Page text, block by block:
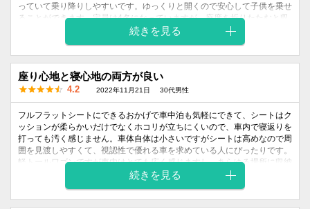
っていて乗り降りしやすいです。ゆっくりと開くので安心して子供を乗せ
ることができます。定員は4名になっていますが、座席を折りたたむと収
納スペースとして活用することも可能なので使い方の可能性が今まで以上
に広がりました。
外装
デザイン
内装
デザイン
乗り心地
続きを見る
座り心地と寝心地の両方が良い
4.2 2022年11月21日 30代男性
フルフラットシートにできるおかげで車中泊も気軽にできて、シートはク
ッションが柔らかいだけでなくホコリが立ちにくいので、車内で寝返りを
打っても汚く感じません。車体自体は小さいですがシートは高めなので周
囲を見渡しやすくて、視認性で優れる車を求めている人にぴったりです。
軽トールワゴンですが車内はとても広く感じますし、あらゆる場所に収納
スペースを作ることを意識している車なので、同乗者も荷物の置き場に困
続きを見る